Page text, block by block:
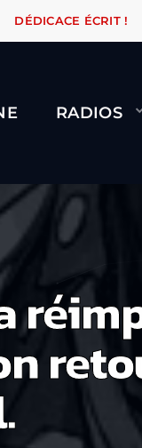
ÇA LE FAIT !
DÉDICACE ÉCRIT !
RADIOS